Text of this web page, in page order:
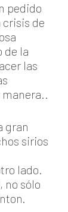
pedido
crisis de
de la
las
gran
sirios
lado.
no sólo